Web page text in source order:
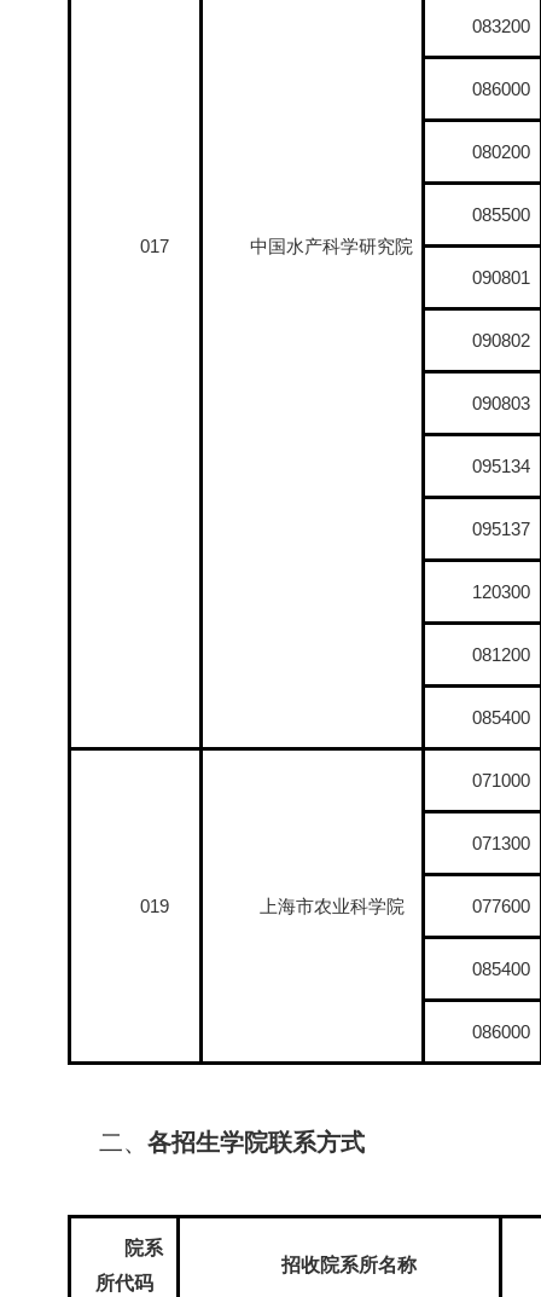
017 中国水产科学研究院
083200
086000
080200
085500
090801
090802
090803
095134
095137
120300
081200
085400
019 上海市农业科学院
071000
071300
077600
085400
086000
二、 各招生学院联系方式
院系
所代码
招收院系所名称